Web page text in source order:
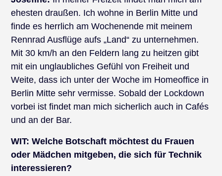
ehesten draußen. Ich wohne in Berlin Mitte und
finde es herrlich am Wochenende mit meinem
Rennrad Ausflüge aufs „Land“ zu unternehmen.
Mit 30 km/h an den Feldern lang zu heitzen gibt
mit ein unglaubliches Gefühl von Freiheit und
Weite, dass ich unter der Woche im Homeoffice in
Berlin Mitte sehr vermisse. Sobald der Lockdown
vorbei ist findet man mich sicherlich auch in Cafés
und an der Bar.
WIT: Welche Botschaft möchtest du Frauen
oder Mädchen mitgeben, die sich für Technik
interessieren?